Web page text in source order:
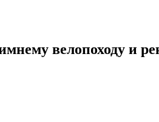
велопоходу и